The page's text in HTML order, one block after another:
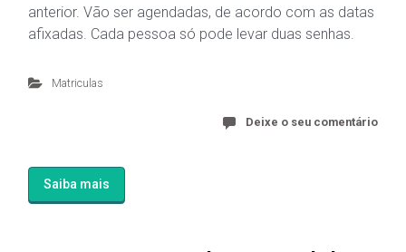
anterior. Vão ser agendadas, de acordo com as datas
afixadas. Cada pessoa só pode levar duas senhas.
Matriculas
Deixe o seu comentário
Saiba mais